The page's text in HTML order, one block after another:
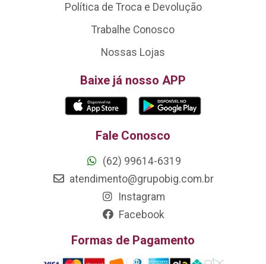
Política de Troca e Devolução
Trabalhe Conosco
Nossas Lojas
Baixe já nosso APP
Fale Conosco
(62) 99614-6319
atendimento@grupobig.com.br
Instagram
Facebook
Formas de Pagamento